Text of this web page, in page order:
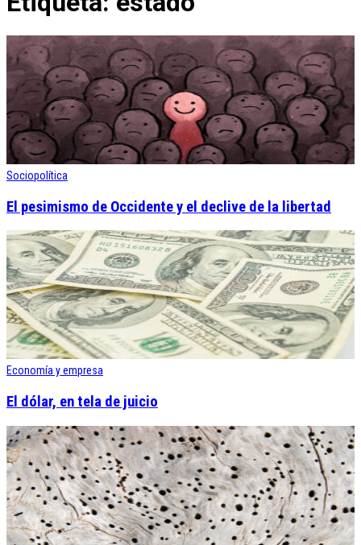
Sociopolítica
El pesimismo de Occidente y el declive de la libertad
Economía y empresa
El dólar, en tela de juicio